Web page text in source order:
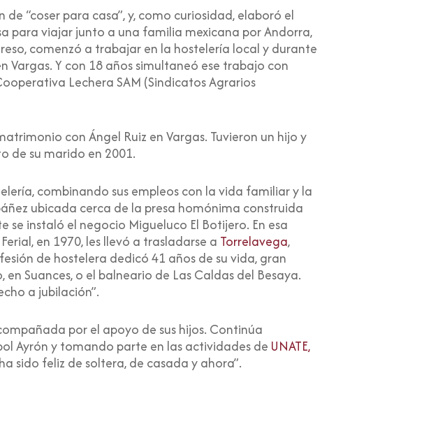
“coser para casa”, y, como curiosidad, elaboró el
para viajar junto a una familia mexicana por Andorra,
comenzó a trabajar en la hostelería local y durante
Y con 18 años simultaneó ese trabajo con
Lechera SAM (Sindicatos Agrarios
con Ángel Ruiz en Vargas. Tuvieron un hijo y
de su marido en 2001.
combinando sus empleos con la vida familiar y la
ubicada cerca de la presa homónima construida
instaló el negocio Migueluco El Botijero. En esa
en 1970, les llevó a trasladarse a Torrelavega,
de hostelera dedicó 41 años de su vida, gran
Suances, o el balneario de Las Caldas del Besaya.
a jubilación”.
por el apoyo de sus hijos. Continúa
Ayrón y tomando parte en las actividades de UNATE,
sido feliz de soltera, de casada y ahora”.